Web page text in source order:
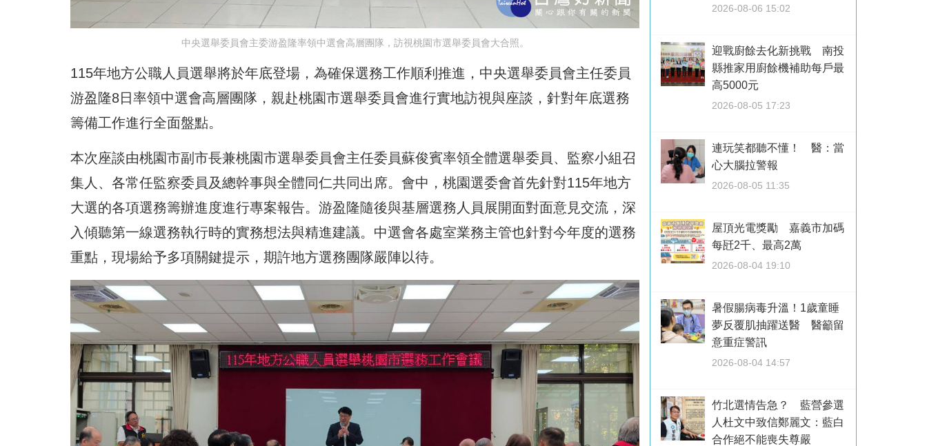
中央選舉委員會主委游盈隆率領中選會高層團隊，訪視桃園市選舉委員會大合照。
115年地方公職人員選舉將於年底登場，為確保選務工作順利推進，中央選舉委員會主任委員
游盈隆8日率領中選會高層團隊，親赴桃園市選舉委員會進行實地訪視與座談，針對年底選務
籌備工作進行全面盤點。
本次座談由桃園市副市長兼桃園市選舉委員會主任委員蘇俊賓率領全體選舉委員、監察小組召
集人、各常任監察委員及總幹事與全體同仁共同出席。會中，桃園選委會首先針對115年地方
大選的各項選務籌辦進度進行專案報告。游盈隆隨後與基層選務人員展開面對面意見交流，深
入傾聽第一線選務執行時的實務想法與精進建議。中選會各處室業務主管也針對今年度的選務
重點，現場給予多項關鍵提示，期許地方選務團隊嚴陣以待。
2026-08-06 15:02
迎戰廚餘去化新挑戰 南投
縣推家用廚餘機補助每戶最
高5000元
2026-08-05 17:23
連玩笑都聽不懂！ 醫：當
心大腦拉警報
2026-08-05 11:35
屋頂光電獎勵 嘉義市加碼
每瓩2千、最高2萬
2026-08-04 19:10
暑假腸病毒升溫！1歲童睡
夢反覆肌抽躍送醫 醫籲留
意重症警訊
2026-08-04 14:57
竹北選情告急？ 藍營參選
人杜文中致信鄭麗文：藍白
合作絕不能喪失尊嚴